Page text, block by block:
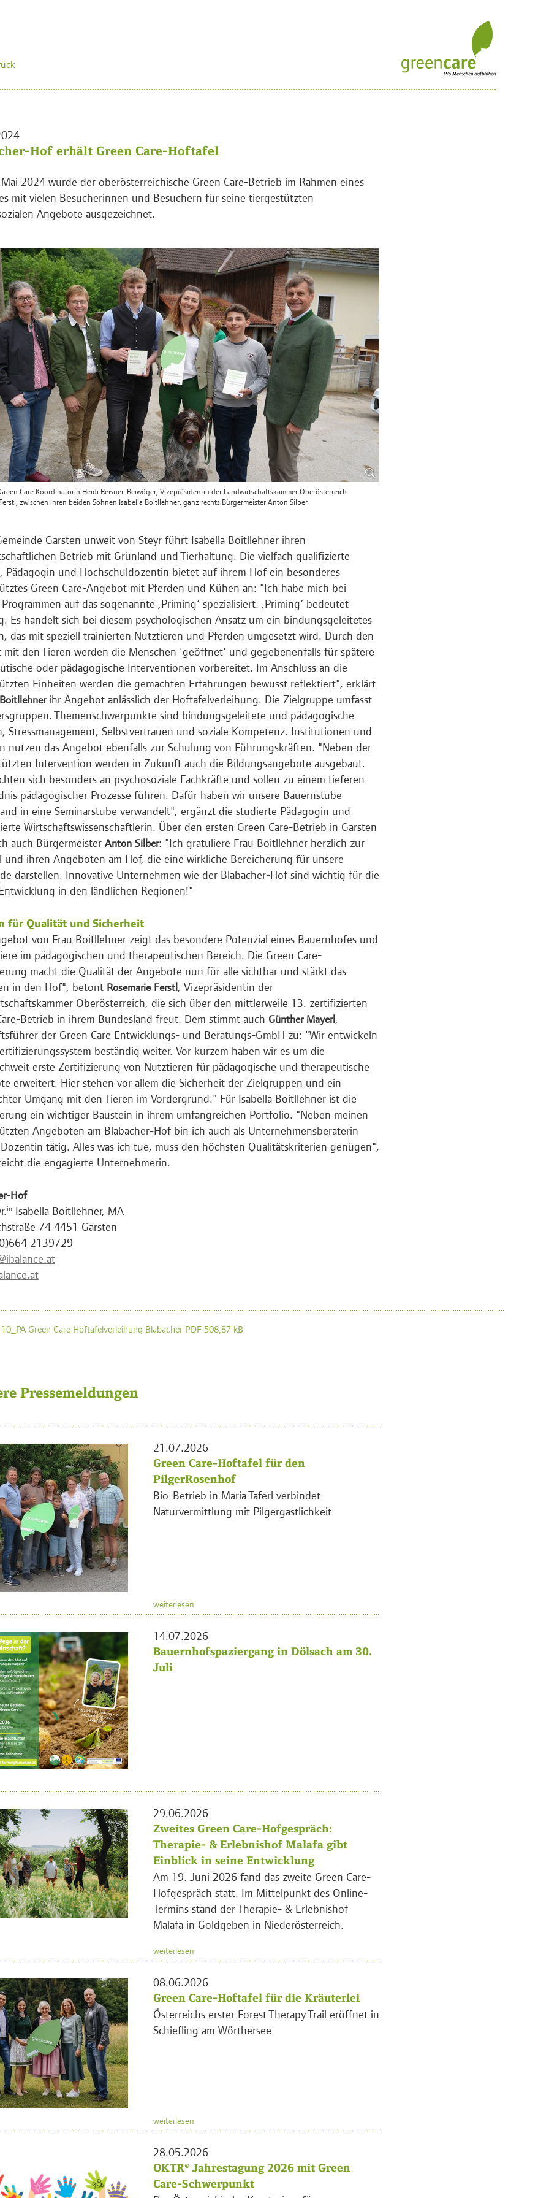
Hof erhält Green Care-Hoftafel
2024 wurde der oberösterreichische Green Care-Betrieb im Rahmen eines
mit vielen Besucherinnen und Besuchern für seine tiergestützten
Angebote ausgezeichnet.
Care Koordinatorin Heidi Reisner-Reiwöger, Vizepräsidentin der Landwirtschaftskammer Oberösterreich
zwischen ihren beiden Söhnen Isabella Boitllehner, ganz rechts Bürgermeister Anton Silber
Garsten unweit von Steyr führt Isabella Boitllehner ihren
Betrieb mit Grünland und Tierhaltung. Die vielfach qualifizierte
Pädagogin und Hochschuldozentin bietet auf ihrem Hof ein besonderes
Green Care-Angebot mit Pferden und Kühen an: "Ich habe mich bei
auf das sogenannte ‚Priming‘ spezialisiert. ‚Priming‘ bedeutet
Es handelt sich bei diesem psychologischen Ansatz um ein bindungsgeleitetes
das mit speziell trainierten Nutztieren und Pferden umgesetzt wird. Durch den
mit den Tieren werden die Menschen 'geöffnet' und gegebenenfalls für spätere
oder pädagogische Interventionen vorbereitet. Im Anschluss an die
Einheiten werden die gemachten Erfahrungen bewusst reflektiert", erklärt
ihr Angebot anlässlich der Hoftafelverleihung. Die Zielgruppe umfasst
Themenschwerpunkte sind bindungsgeleitete und pädagogische
Stressmanagement, Selbstvertrauen und soziale Kompetenz. Institutionen und
nutzen das Angebot ebenfalls zur Schulung von Führungskräften. "Neben der
Intervention werden in Zukunft auch die Bildungsangebote ausgebaut.
sich besonders an psychosoziale Fachkräfte und sollen zu einem tieferen
pädagogischer Prozesse führen. Dafür haben wir unsere Bauernstube
in eine Seminarstube verwandelt", ergänzt die studierte Pädagogin und
Wirtschaftswissenschaftlerin. Über den ersten Green Care-Betrieb in Garsten
auch Bürgermeister Anton Silber: "Ich gratuliere Frau Boitllehner herzlich zur
und ihren Angeboten am Hof, die eine wirkliche Bereicherung für unsere
darstellen. Innovative Unternehmen wie der Blabacher-Hof sind wichtig für die
in den ländlichen Regionen!"
für Qualität und Sicherheit
von Frau Boitllehner zeigt das besondere Potenzial eines Bauernhofes und
im pädagogischen und therapeutischen Bereich. Die Green Care-
macht die Qualität der Angebote nun für alle sichtbar und stärkt das
in den Hof", betont Rosemarie Ferstl, Vizepräsidentin der
Oberösterreich, die sich über den mittlerweile 13. zertifizierten
Betrieb in ihrem Bundesland freut. Dem stimmt auch Günther Mayerl,
der Green Care Entwicklungs- und Beratungs-GmbH zu: "Wir entwickeln
beständig weiter. Vor kurzem haben wir es um die
erste Zertifizierung von Nutztieren für pädagogische und therapeutische
erweitert. Hier stehen vor allem die Sicherheit der Zielgruppen und ein
Umgang mit den Tieren im Vordergrund." Für Isabella Boitllehner ist die
ein wichtiger Baustein in ihrem umfangreichen Portfolio. "Neben meinen
Angeboten am Blabacher-Hof bin ich auch als Unternehmensberaterin
tätig. Alles was ich tue, muss den höchsten Qualitätskriterien genügen",
die engagierte Unternehmerin.
Hof
in Isabella Boitllehner, MA
74 4451 Garsten
2139729
Green Care Hoftafelverleihung Blabacher PDF 508,87 kB
Pressemeldungen
21.07.2026
Green Care-Hoftafel für den
PilgerRosenhof
Bio-Betrieb in Maria Taferl verbindet
Naturvermittlung mit Pilgergastlichkeit
weiterlesen
14.07.2026
Bauernhofspaziergang in Dölsach am 30.
Juli
29.06.2026
Zweites Green Care-Hofgespräch:
Therapie- & Erlebnishof Malafa gibt
Einblick in seine Entwicklung
Am 19. Juni 2026 fand das zweite Green Care-
Hofgespräch statt. Im Mittelpunkt des Online-
Termins stand der Therapie- & Erlebnishof
Malafa in Goldgeben in Niederösterreich.
weiterlesen
08.06.2026
Green Care-Hoftafel für die Kräuterlei
Österreichs erster Forest Therapy Trail eröffnet in
Schiefling am Wörthersee
weiterlesen
28.05.2026
OKTR® Jahrestagung 2026 mit Green
Care-Schwerpunkt